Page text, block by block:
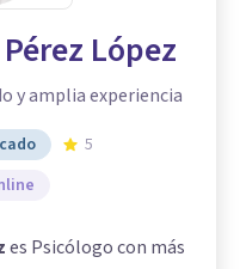
López
y amplia experiencia
5
es Psicólogo con más